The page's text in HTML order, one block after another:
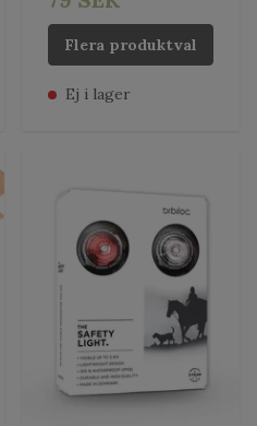
Flera produktval
Ej i lager